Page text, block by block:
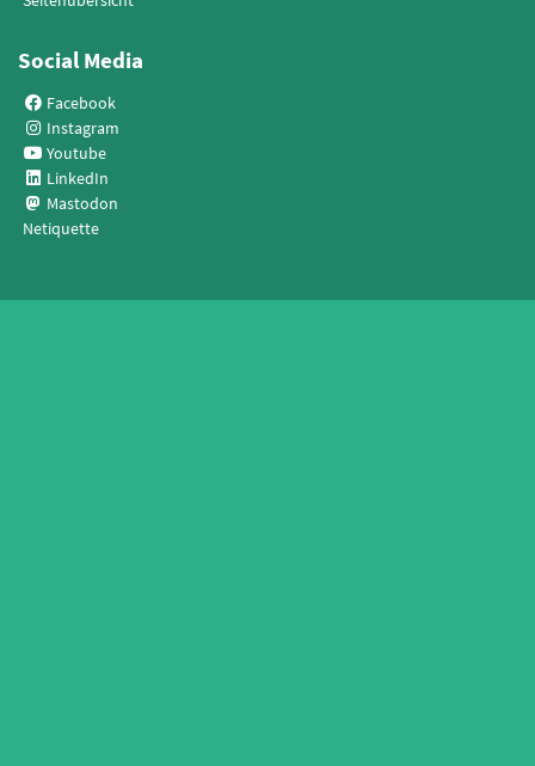
Social Media
Facebook
Instagram
Youtube
LinkedIn
Mastodon
Netiquette